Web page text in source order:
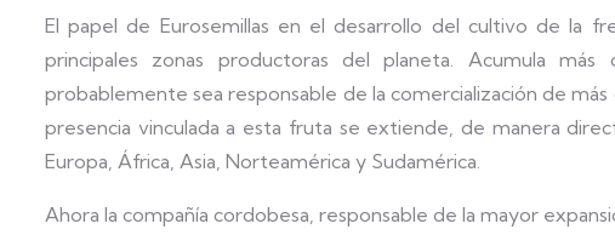
El papel de Eurosemillas en el desarrollo del cultivo de la
principales zonas productoras del planeta. Acumula
probablemente sea responsable de la comercialización de
presencia vinculada a esta fruta se extiende, de manera
Europa, África, Asia, Norteamérica y Sudamérica.
Ahora la compañía cordobesa, responsable de la mayor